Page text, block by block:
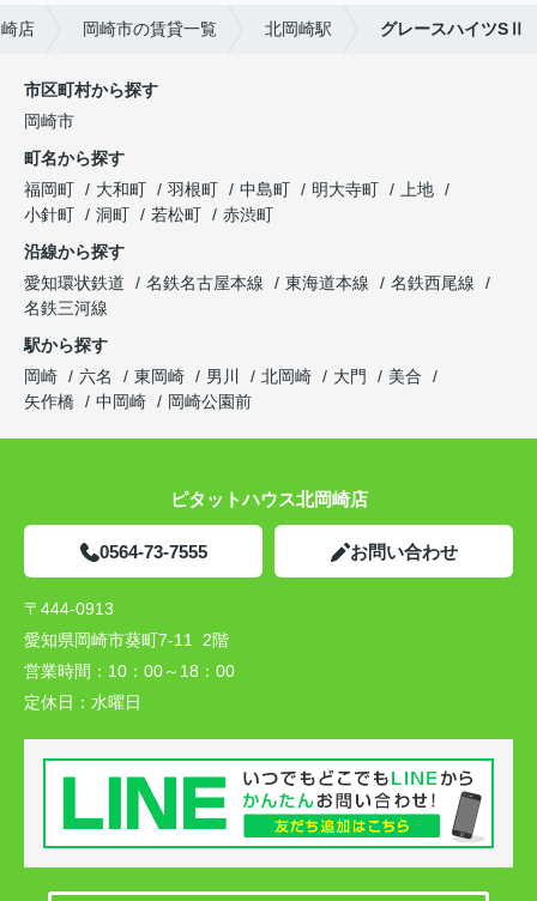
店 岡崎市の賃貸一覧 北岡崎駅 グレースハイツSⅡ
市区町村から探す
岡崎市
町名から探す
福岡町
大和町 羽根町 中島町 明大寺町
上地
小針町
洞町 若松町
赤渋町
沿線から探す
愛知環状鉄道
名鉄名古屋本線 東海道本線
名鉄西尾線
名鉄三河線
駅から探す
岡崎
六名 東岡崎 男川 北岡崎 大門
美合
矢作橋
中岡崎 岡崎公園前
ピタットハウス北岡崎店
0564-73-7555 お問い合わせ
〒444-0913
愛知県岡崎市葵町7-11 2階
営業時間： 10：00～18：00
定休日： 水曜日